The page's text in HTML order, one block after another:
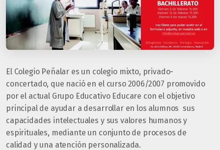
El Colegio Peñalar es un colegio mixto, privado-
concertado, que nació en el curso 2006/2007 promovido
por el actual Grupo Educativo Educare con el objetivo
principal de ayudar a desarrollar en los alumnos sus
capacidades intelectuales y sus valores humanos y
espirituales, mediante un conjunto de procesos de
calidad y una atención personalizada.